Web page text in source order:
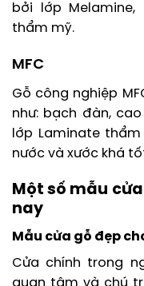
bởi lớp Melamine,
thẩm mỹ.
MFC
Gỗ công nghiệp
như: bạch đàn,
lớp Laminate
nước và xước khá
Một số mẫu
nay
Mẫu cửa gỗ đẹp
Cửa chính trong
quan tâm và chú